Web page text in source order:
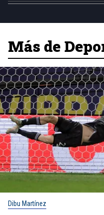
Más de
Dibu Martínez